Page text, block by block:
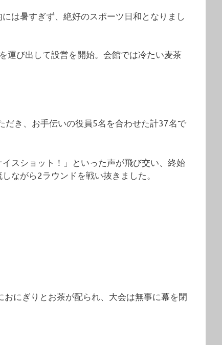
は暑すぎず、絶好のスポーツ日和となりまし
運び出して設営を開始。会館では冷たい麦茶
だき、お手伝いの役員5名を合わせた計37名で
スショット！」といった声が飛び交い、終始
ながら2ラウンドを戦い抜きました。
にぎりとお茶が配られ、大会は無事に幕を閉